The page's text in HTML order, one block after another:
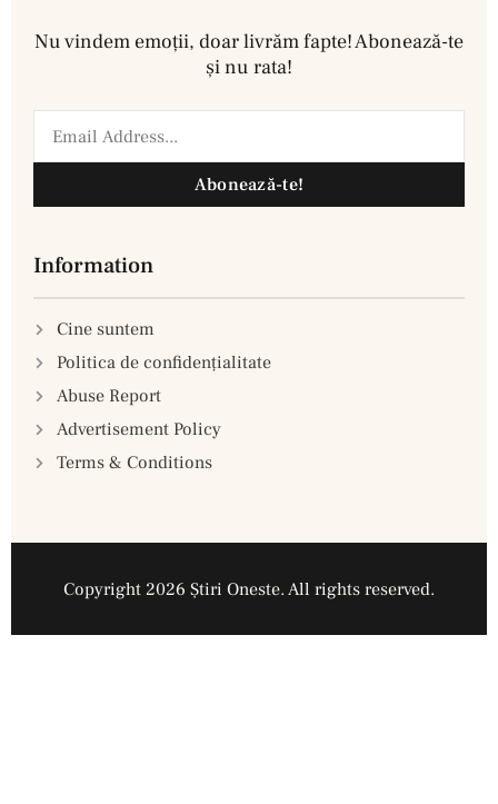
Nu vindem emoţii, doar livrăm fapte! Abonează-te
şi nu rata!
Abonează-te!
Information
Cine suntem
Politica de confidenţialitate
Abuse Report
Advertisement Policy
Terms & Conditions
Copyright 2026 Ştiri Oneste. All rights reserved.